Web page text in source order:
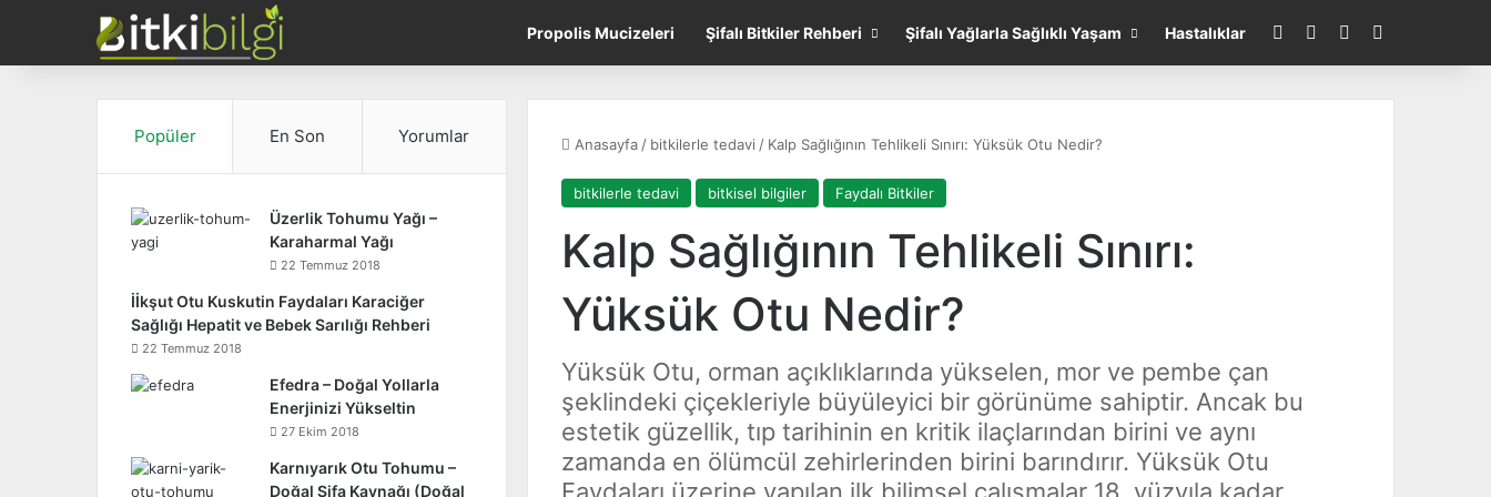
Propolis Mucizeleri Şifalı Bitkiler Rehberi Şifalı Yağlarla Sağlıklı Yaşam Hastalıklar FacebookInstagramWhatsApp
Anasayfa / bitkilerle tedavi / Kalp Sağlığının Tehlikeli Sınırı: Yüksük Otu Nedir?
bitkilerle tedavi bitkisel bilgiler Faydalı Bitkiler
Kalp Sağlığının Tehlikeli Sınırı:
Yüksük Otu Nedir?
Yüksük Otu, orman açıklıklarında yükselen, mor ve pembe çan
şeklindeki çiçekleriyle büyüleyici bir görünüme sahiptir. Ancak bu
estetik güzellik, tıp tarihinin en kritik ilaçlarından birini ve aynı
zamanda en ölümcül zehirlerinden birini barındırır. Yüksük Otu
Popüler En Son Yorumlar
Üzerlik Tohumu Yağı –
Karaharmal Yağı
22 Temmuz 2018
İİkşut Otu Kuskutin Faydaları Karaciğer
Sağlığı Hepatit ve Bebek Sarılığı Rehberi
22 Temmuz 2018
Efedra – Doğal Yollarla
Enerjinizi Yükseltin
27 Ekim 2018
Karnıyarık Otu Tohumu –
Doğal Şifa Kaynağı (Doğal